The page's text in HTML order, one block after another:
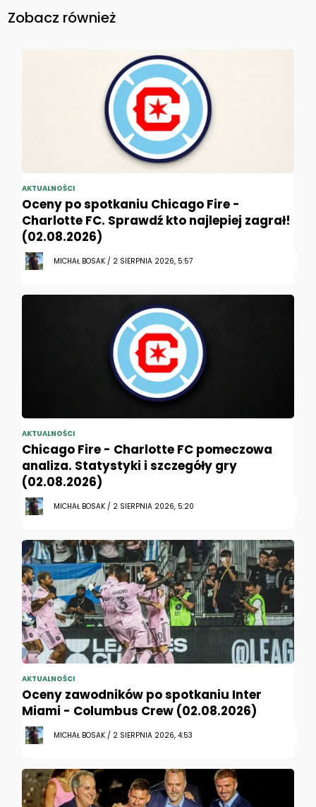
Zobacz również
AKTUALNOŚCI
Oceny po spotkaniu Chicago Fire -
Charlotte FC. Sprawdź kto najlepiej zagrał!
(02.08.2026)
MICHAŁ BOSAK / 2 SIERPNIA 2026, 5:57
AKTUALNOŚCI
Chicago Fire - Charlotte FC pomeczowa
analiza. Statystyki i szczegóły gry
(02.08.2026)
MICHAŁ BOSAK / 2 SIERPNIA 2026, 5:20
AKTUALNOŚCI
Oceny zawodników po spotkaniu Inter
Miami - Columbus Crew (02.08.2026)
MICHAŁ BOSAK / 2 SIERPNIA 2026, 4:53